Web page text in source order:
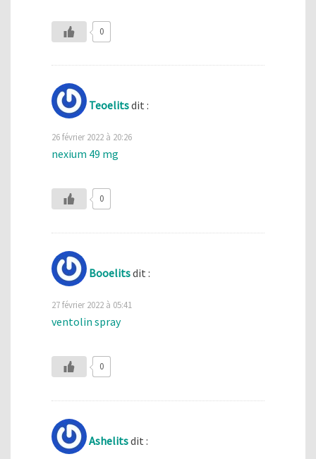
0
Teoelitsdit :
26 février 2022 à 20:26
nexium 49 mg
0
Booelitsdit :
27 février 2022 à 05:41
ventolin spray
0
Ashelitsdit :